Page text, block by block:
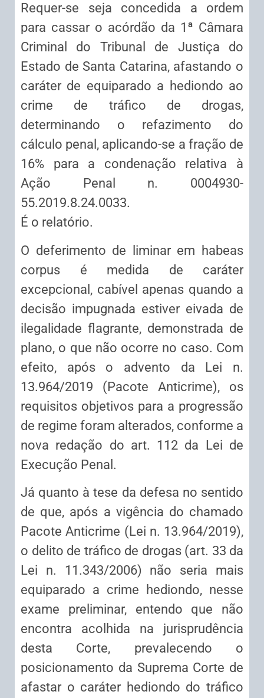
Requer-se seja concedida a ordem
para cassar o acórdão da 1ª Câmara
Criminal do Tribunal de Justiça do
Estado de Santa Catarina, afastando o
caráter de equiparado a hediondo ao
crime de tráfico de drogas,
determinando o refazimento do
cálculo penal, aplicando-se a fração de
16% para a condenação relativa à
Ação Penal n. 0004930-
55.2019.8.24.0033.
É o relatório.
O deferimento de liminar em habeas
corpus é medida de caráter
excepcional, cabível apenas quando a
decisão impugnada estiver eivada de
ilegalidade flagrante, demonstrada de
plano, o que não ocorre no caso. Com
efeito, após o advento da Lei n.
13.964/2019 (Pacote Anticrime), os
requisitos objetivos para a progressão
de regime foram alterados, conforme a
nova redação do art. 112 da Lei de
Execução Penal.
Já quanto à tese da defesa no sentido
de que, após a vigência do chamado
Pacote Anticrime (Lei n. 13.964/2019),
o delito de tráfico de drogas (art. 33 da
Lei n. 11.343/2006) não seria mais
equiparado a crime hediondo, nesse
exame preliminar, entendo que não
encontra acolhida na jurisprudência
desta Corte, prevalecendo o
posicionamento da Suprema Corte de
afastar o caráter hediondo do tráfico